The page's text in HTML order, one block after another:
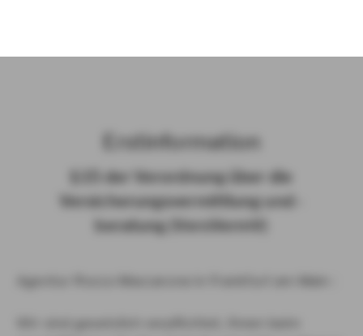
Erst­in­for­ma­ti­on
§ 15 der Ver­ord­nung über die
Ver­si­che­rungs­ver­mitt­lung und -​
beratung (Vers­VermV)